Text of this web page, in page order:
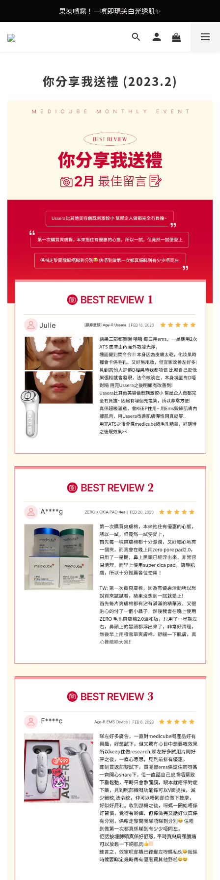
謝安琪愛用美容儀🌸護膚效果UP！
果凍噴霧！一噴即現美白光透肌✨
謝安琪愛用美容儀🌸護膚效果UP！
你分享我送禮 (2023.2)